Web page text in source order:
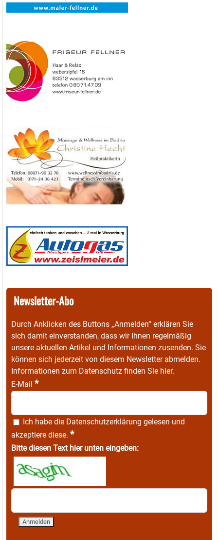
Newsletter-Abo
Durch Anklicken des Buttons „Anmelden“ erklären Sie
sich damit einverstanden, dass wir Ihnen regelmäßig
unsere aktuellen Artikel und Informationen zusenden. Sie
können sich jederzeit von diesem Newsletter abmelden.
Informationen zum Datenschutz finden Sie hier.
E-Mail *
Ich habe die Datenschutzerklärung gelesen und
akzeptiere diese. *
Bitte diesen Text hier unten eingeben: